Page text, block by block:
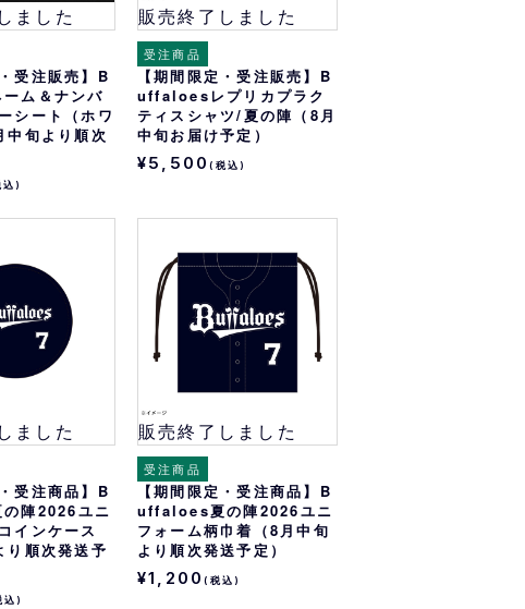
ました
受注販売】B
ム＆ナンバ
シート（ホワ
中旬より順次
込)
販売終了しました
受注商品
【期間限定・受注販売】B
uffaloesレプリカプラク
ティスシャツ/夏の陣（8月
中旬お届け予定）
¥5,500(税込)
ました
受注商品】B
陣2026ユニ
インケース
り順次発送予
込)
販売終了しました
受注商品
【期間限定・受注商品】B
uffaloes夏の陣2026ユニ
フォーム柄巾着（8月中旬
より順次発送予定）
¥1,200(税込)